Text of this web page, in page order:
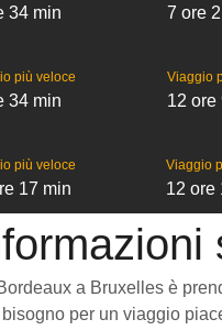
34 min 7 ore
più veloce
34 min
Viaggio
12 ore
più veloce
17 min
Viaggio
12 ore
a Bruxelles è
per un viaggio